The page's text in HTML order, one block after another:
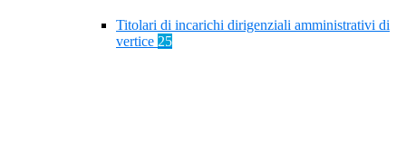
Titolari di incarichi dirigenziali amministrativi di
vertice 25